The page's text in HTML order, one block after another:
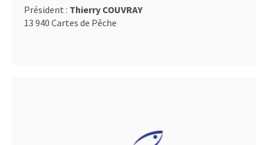
Président : Thierry COUVRAY
13 940 Cartes de Pêche